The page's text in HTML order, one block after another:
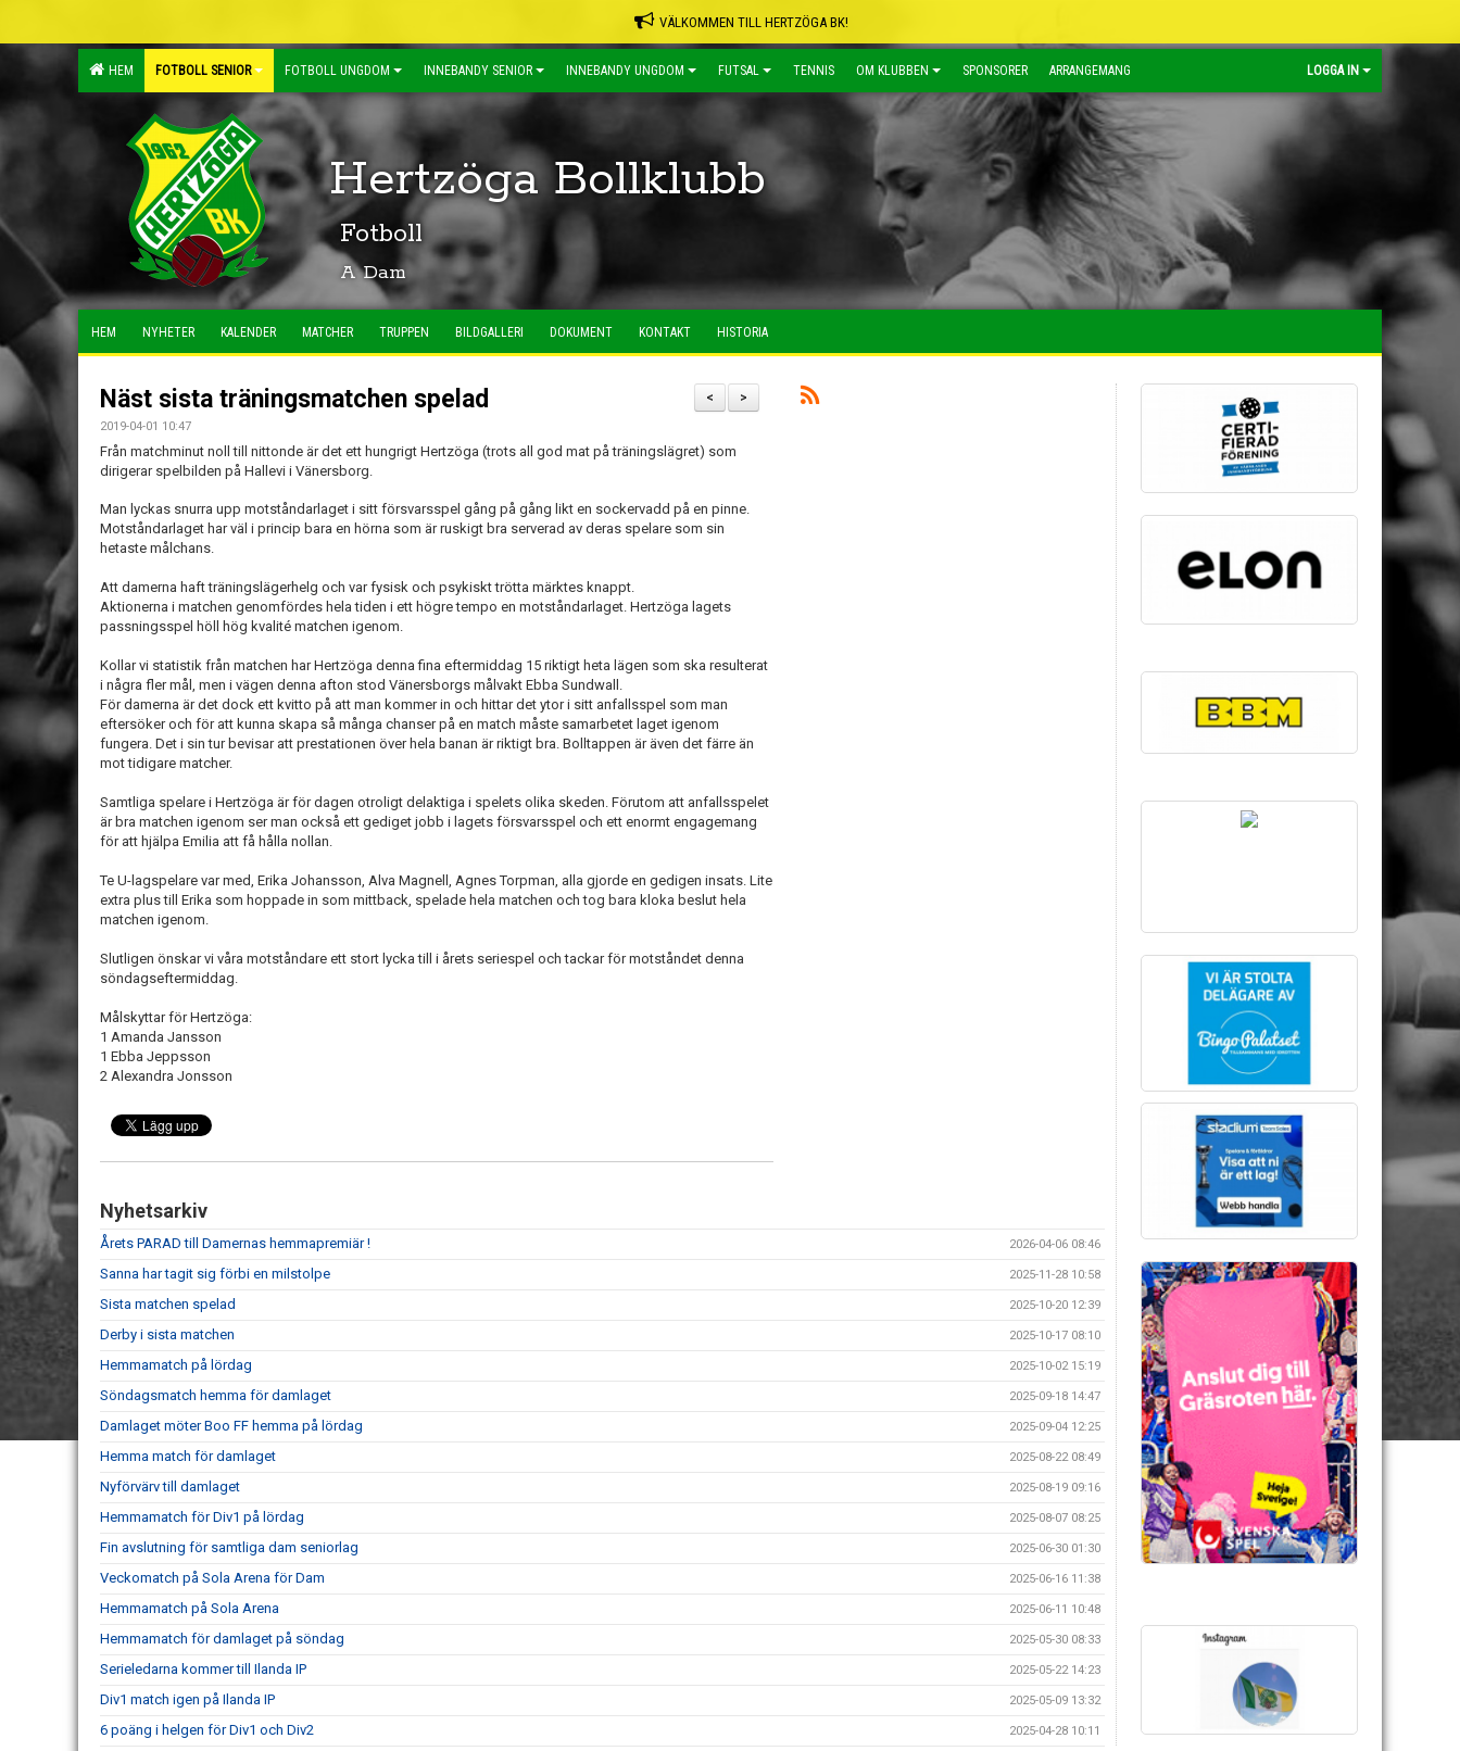
VÄLKOMMEN TILL HERTZÖGA BK!
HEM FOTBOLL SENIOR FOTBOLL UNGDOM INNEBANDY SENIOR INNEBANDY UNGDOM FUTSAL TENNIS OM KLUBBEN SPONSORER ARRANGEMANG LOGGA IN
Hertzöga Bollklubb
Fotboll
A Dam
HEM NYHETER KALENDER MATCHER TRUPPEN BILDGALLERI DOKUMENT KONTAKT HISTORIA
>
<
Näst sista träningsmatchen spelad
2019-04-01 10:47
Från matchminut noll till nittonde är det ett hungrigt Hertzöga (trots all god mat på träningslägret) som
dirigerar spelbilden på Hallevi i Vänersborg.
Man lyckas snurra upp motståndarlaget i sitt försvarsspel gång på gång likt en sockervadd på en pinne.
Motståndarlaget har väl i princip bara en hörna som är ruskigt bra serverad av deras spelare som sin
hetaste målchans.
Att damerna haft träningslägerhelg och var fysisk och psykiskt trötta märktes knappt.
Aktionerna i matchen genomfördes hela tiden i ett högre tempo en motståndarlaget. Hertzöga lagets
passningsspel höll hög kvalité matchen igenom.
Kollar vi statistik från matchen har Hertzöga denna fina eftermiddag 15 riktigt heta lägen som ska resulterat
i några fler mål, men i vägen denna afton stod Vänersborgs målvakt Ebba Sundwall.
För damerna är det dock ett kvitto på att man kommer in och hittar det ytor i sitt anfallsspel som man
eftersöker och för att kunna skapa så många chanser på en match måste samarbetet laget igenom
fungera. Det i sin tur bevisar att prestationen över hela banan är riktigt bra. Bolltappen är även det färre än
mot tidigare matcher.
Samtliga spelare i Hertzöga är för dagen otroligt delaktiga i spelets olika skeden. Förutom att anfallsspelet
är bra matchen igenom ser man också ett gediget jobb i lagets försvarsspel och ett enormt engagemang
för att hjälpa Emilia att få hålla nollan.
Te U-lagspelare var med, Erika Johansson, Alva Magnell, Agnes Torpman, alla gjorde en gedigen insats. Lite
extra plus till Erika som hoppade in som mittback, spelade hela matchen och tog bara kloka beslut hela
matchen igenom.
Slutligen önskar vi våra motståndare ett stort lycka till i årets seriespel och tackar för motståndet denna
söndagseftermiddag.
Målskyttar för Hertzöga:
1 Amanda Jansson
1 Ebba Jeppsson
2 Alexandra Jonsson
Nyhetsarkiv
Årets PARAD till Damernas hemmapremiär ! 2026-04-06 08:46
Sanna har tagit sig förbi en milstolpe 2025-11-28 10:58
Sista matchen spelad 2025-10-20 12:39
Derby i sista matchen 2025-10-17 08:10
Hemmamatch på lördag 2025-10-02 15:19
Söndagsmatch hemma för damlaget 2025-09-18 14:47
Damlaget möter Boo FF hemma på lördag 2025-09-04 12:25
Hemma match för damlaget 2025-08-22 08:49
Nyförvärv till damlaget 2025-08-19 09:16
Hemmamatch för Div1 på lördag 2025-08-07 08:25
Fin avslutning för samtliga dam seniorlag 2025-06-30 01:30
Veckomatch på Sola Arena för Dam 2025-06-16 11:38
Hemmamatch på Sola Arena 2025-06-11 10:48
Hemmamatch för damlaget på söndag 2025-05-30 08:33
Serieledarna kommer till Ilanda IP 2025-05-22 14:23
Div1 match igen på Ilanda IP 2025-05-09 13:32
6 poäng i helgen för Div1 och Div2 2025-04-28 10:11